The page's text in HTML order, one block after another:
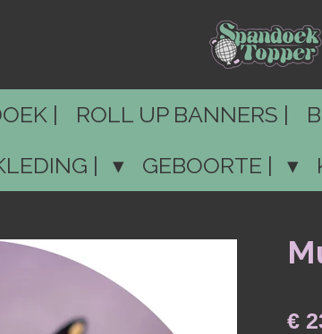
| ROLL UP BANNERS |
| GEBOORTE |
€